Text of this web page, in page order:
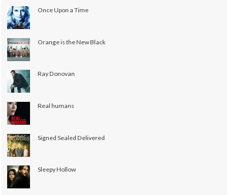
Once Upon a Time
Orange is the New Black
Ray Donovan
Real humans
Signed Sealed Delivered
Sleepy Hollow